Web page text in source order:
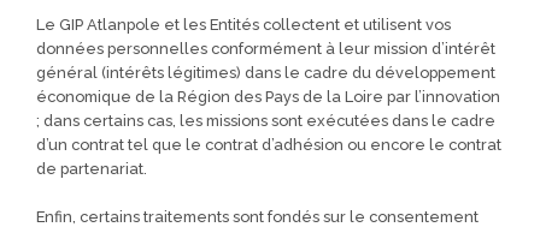
Le GIP Atlanpole et les Entités collectent et utilisent vos
données personnelles conformément à leur mission d’intérêt
général (intérêts légitimes) dans le cadre du développement
économique de la Région des Pays de la Loire par l’innovation
; dans certains cas, les missions sont exécutées dans le cadre
d’un contrat tel que le contrat d’adhésion ou encore le contrat
de partenariat.
Enfin, certains traitements sont fondés sur le consentement